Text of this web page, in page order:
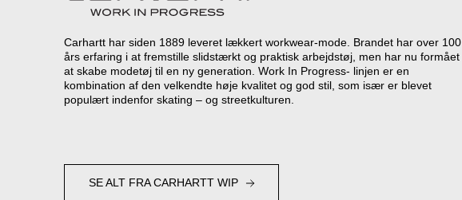
Carhartt har siden 1889 leveret lækkert workwear-mode. Brandet har over 100
års erfaring i at fremstille slidstærkt og praktisk arbejdstøj, men har nu formået
at skabe modetøj til en ny generation. Work In Progress- linjen er en
kombination af den velkendte høje kvalitet og god stil, som især er blevet
populært indenfor skating – og streetkulturen.
SE ALT FRA CARHARTT WIP